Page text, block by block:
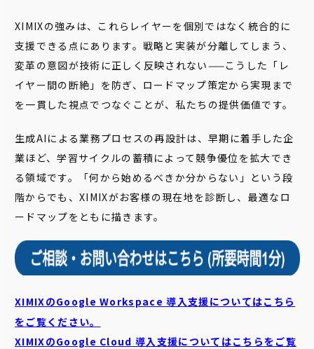
XIMIXの強みは、これらレイヤーを個別ではなく統合的に
支援できる点にあります。戦略と実装が分離してしまう、
変革の意図が技術に正しく反映されない——こうした「レ
イヤー間の断絶」を防ぎ、ロードマップ策定から実現まで
を一貫した視点でつなぐことが、私たちの提供価値です。
生成AIによる業務プロセスの再設計は、早期に着手した企
業ほど、学習サイクルの蓄積によって競争優位を拡大でき
る領域です。「何から始めるべきか分からない」という段
階からでも、XIMIXがお客様の現在地を診断し、最適なロ
ードマップをともに描きます。
XIMIXのGoogle Workspace 導入支援についてはこちら
をご覧ください。
XIMIXのGoogle Cloud 導入支援についてはこちらをご覧